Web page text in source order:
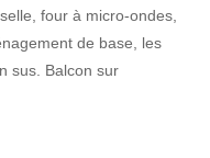
four à micro-ondes,
de base, les
sus. Balcon sur